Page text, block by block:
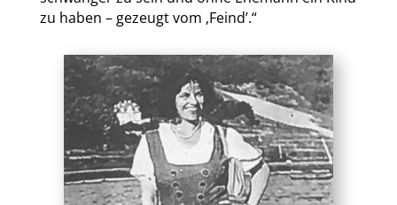
zu haben – gezeugt vom ,Feind’.“